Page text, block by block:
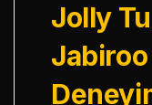
Jolly